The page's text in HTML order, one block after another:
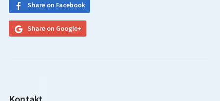
Share on Facebook
Share on Google+